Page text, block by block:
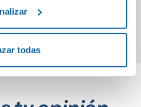
todas
Comprar